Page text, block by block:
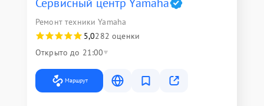
Ремонт техники Yamaha
5,0282 оценки
Открыто до 21:00
Маршрут